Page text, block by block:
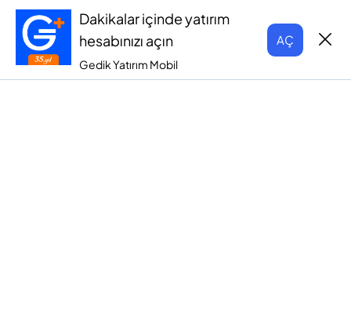
Dakikalar içinde yatırım
hesabınızı açın
Gedik Yatırım Mobil
AÇ